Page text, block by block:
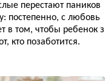
перестают паников
постепенно, с любовь
в том, чтобы ребенок з
кто позаботится.